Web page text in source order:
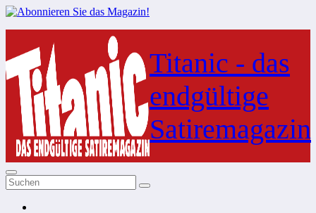
springen
Titanic - das
endgültige
Satiremagazin